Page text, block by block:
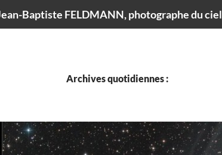
Baptiste FELDMANN, photographe du ciel
Archives quotidiennes :